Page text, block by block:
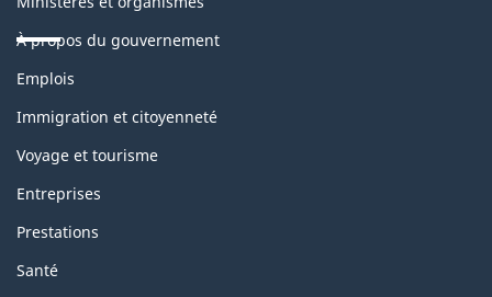
À propos du gouvernement
Thèmes
sujets
Emplois
Immigration et citoyenneté
Voyage et tourisme
Entreprises
Prestations
Santé